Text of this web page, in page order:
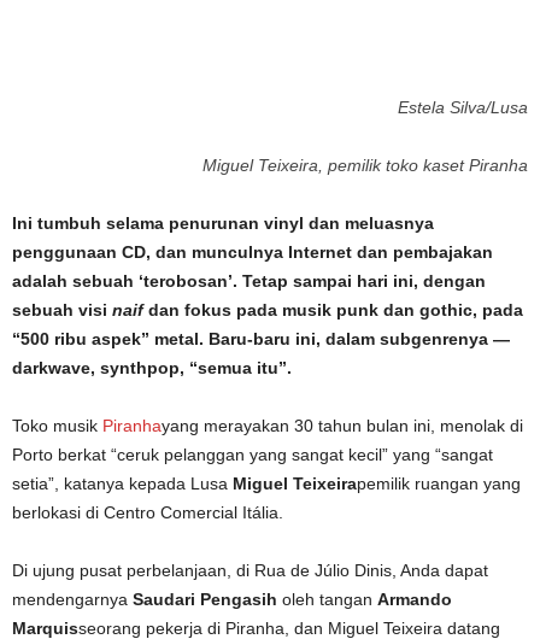
Estela Silva/Lusa
Miguel Teixeira, pemilik toko kaset Piranha
Ini tumbuh selama penurunan vinyl dan meluasnya
penggunaan CD, dan munculnya Internet dan pembajakan
adalah sebuah ‘terobosan’. Tetap sampai hari ini, dengan
sebuah visi naifdan fokus pada musik punk dan gothic, pada
“500 ribu aspek” metal. Baru-baru ini, dalam subgenrenya —
darkwave, synthpop, “semua itu”.
Toko musik Piranhayang merayakan 30 tahun bulan ini, menolak di
Porto berkat “ceruk pelanggan yang sangat kecil” yang “sangat
setia”, katanya kepada Lusa Miguel Teixeirapemilik ruangan yang
berlokasi di Centro Comercial Itália.
Di ujung pusat perbelanjaan, di Rua de Júlio Dinis, Anda dapat
mendengarnya Saudari Pengasih oleh tangan Armando
Marquisseorang pekerja di Piranha, dan Miguel Teixeira datang